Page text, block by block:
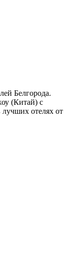
Белгорода.
(Китай) с
отелях от